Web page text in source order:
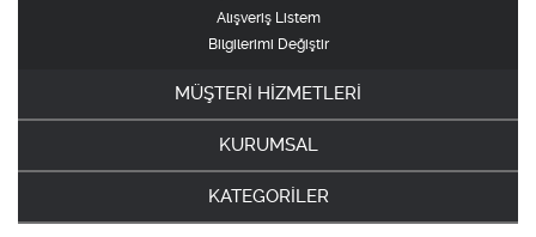
Alışveriş Listem
Bilgilerimi Değiştir
MÜŞTERİ HİZMETLERİ
KURUMSAL
KATEGORİLER